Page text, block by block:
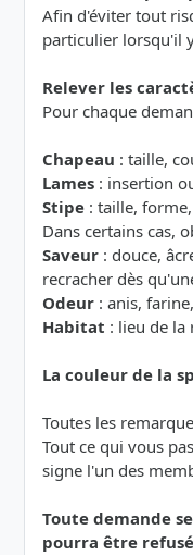
Afin d'éviter tout
particulier lorsqu'il
Relever les
Pour chaque
Chapeau : taille,
Lames : insertion
Stipe : taille,
Dans certains cas,
Saveur : douce,
recracher dès
Odeur : anis,
Habitat : lieu de la
La couleur de la
Toutes les
Tout ce qui vous
signe l'un des
Toute demande
pourra être